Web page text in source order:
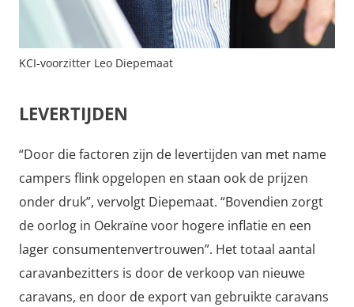
KCI-voorzitter Leo Diepemaat
LEVERTIJDEN
“Door die factoren zijn de levertijden van met name
campers flink opgelopen en staan ook de prijzen
onder druk”, vervolgt Diepemaat. “Bovendien zorgt
de oorlog in Oekraïne voor hogere inflatie en een
lager consumentenvertrouwen”. Het totaal aantal
caravanbezitters is door de verkoop van nieuwe
caravans, en door de export van gebruikte caravans